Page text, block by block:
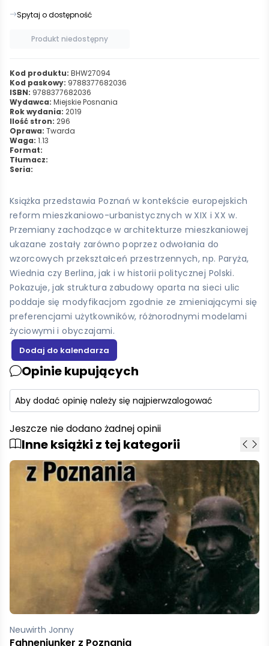
Spytaj o dostępność
Produkt niedostępny
Kod produktu: BHW27094
Kod paskowy: 9788377682036
ISBN: 9788377682036
Wydawca: Miejskie Posnania
Rok wydania: 2019
Ilość stron: 296
Oprawa: Twarda
Waga: 1.13
Format:
Tłumacz:
Seria:
Książka przedstawia Poznań w kontekście europejskich
reform mieszkaniowo-urbanistycznych w XIX i XX w.
Przemiany zachodzące w architekturze mieszkaniowej
ukazane zostały zarówno poprzez odwołania do
wzorcowych przekształceń przestrzennych, np. Paryża,
Wiednia czy Berlina, jak i w historii politycznej Polski.
Pokazuje, jak struktura zabudowy oparta na sieci ulic
poddaje się modyfikacjom zgodnie ze zmieniającymi się
preferencjami użytkowników, różnorodnymi modelami
życiowymi i obyczajami.
Opinie kupujących
Aby dodać opinię należy się najpierwzalogować
Jeszcze nie dodano żadnej opinii
Inne książki z tej kategorii
Żukowski Tadeusz
Kropla światła Anamnesis